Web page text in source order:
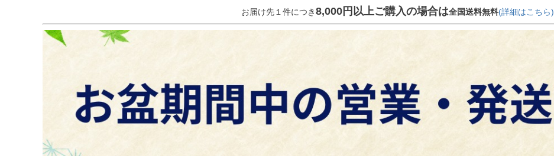
お届け先１件につき8,000円以上ご購入の場合は全国送料無料(詳細はこちら)